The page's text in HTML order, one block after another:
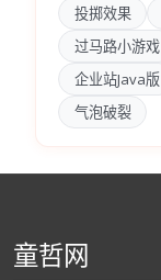
投掷效果
过马路小游戏
企业站Java版
气泡破裂
童哲网